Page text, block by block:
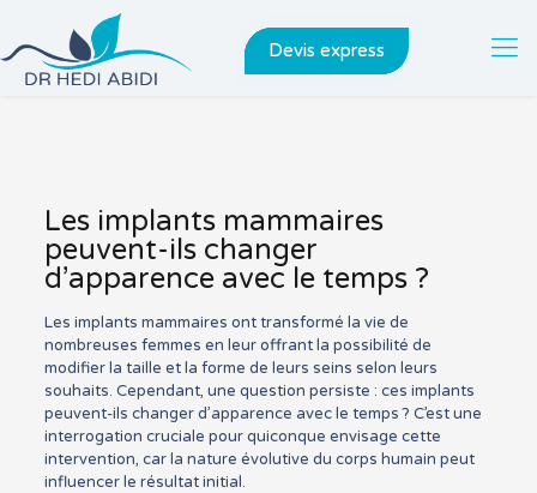
Devis express
Les implants mammaires
peuvent-ils changer
d’apparence avec le temps ?
Les implants mammaires ont transformé la vie de
nombreuses femmes en leur offrant la possibilité de
modifier la taille et la forme de leurs seins selon leurs
souhaits. Cependant, une question persiste : ces implants
peuvent-ils changer d’apparence avec le temps ? C’est une
interrogation cruciale pour quiconque envisage cette
intervention, car la nature évolutive du corps humain peut
influencer le résultat initial.